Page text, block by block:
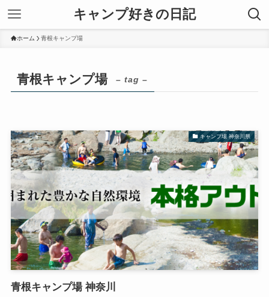
キャンプ好きの日記
ホーム 青根キャンプ場
青根キャンプ場 – tag –
キャンプ場 神奈川県
青根キャンプ場 神奈川